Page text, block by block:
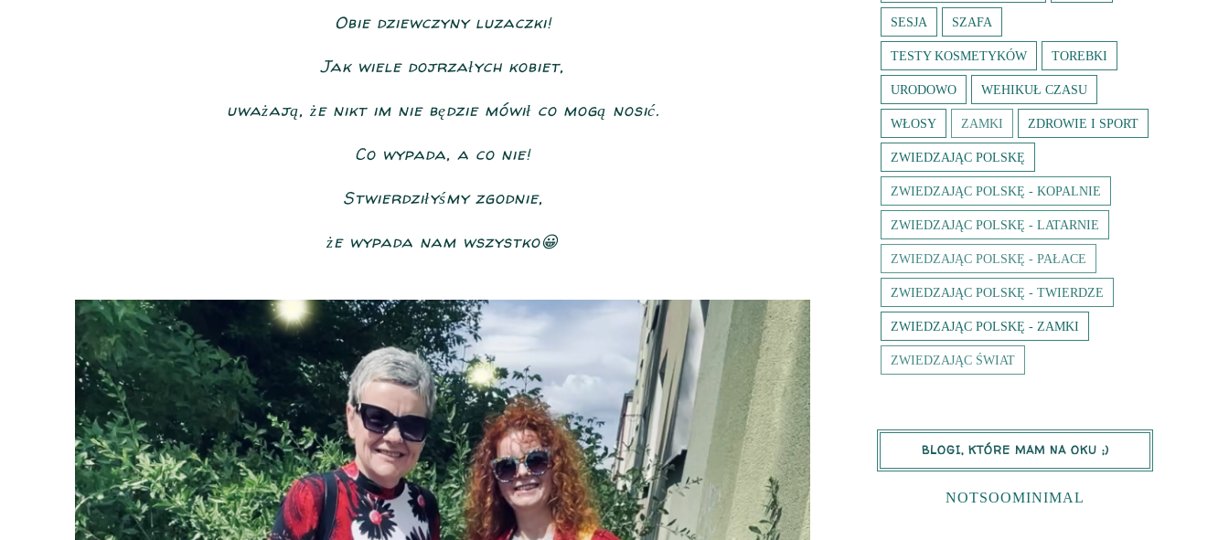
Obie dziewczyny luzaczki!
Jak wiele dojrzałych kobiet,
uważają, że nikt im nie będzie mówił co mogą nosić.
Co wypada, a co nie!
Stwierdziłyśmy zgodnie,
że wypada nam wszystko😀
SESJA SZAFA
TESTY KOSMETYKÓW TOREBKI
URODOWO WEHIKUŁ CZASU
WŁOSY ZAMKI ZDROWIE I SPORT
ZWIEDZAJĄC POLSKĘ
ZWIEDZAJĄC POLSKĘ - KOPALNIE
ZWIEDZAJĄC POLSKĘ - LATARNIE
ZWIEDZAJĄC POLSKĘ - PAŁACE
ZWIEDZAJĄC POLSKĘ - TWIERDZE
ZWIEDZAJĄC POLSKĘ - ZAMKI
ZWIEDZAJĄC ŚWIAT
BLOGI, KTÓRE MAM NA OKU ;)
NOTSOOMINIMAL